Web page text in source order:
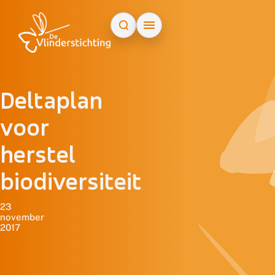
Deltaplan
voor
herstel
biodiversiteit
23
november
2017